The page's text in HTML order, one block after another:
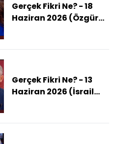
Gerçek Fikri Ne? - 18
Haziran 2026 (Özgür
Gerçek Fikri Ne? - 13
Haziran 2026 (İsrail